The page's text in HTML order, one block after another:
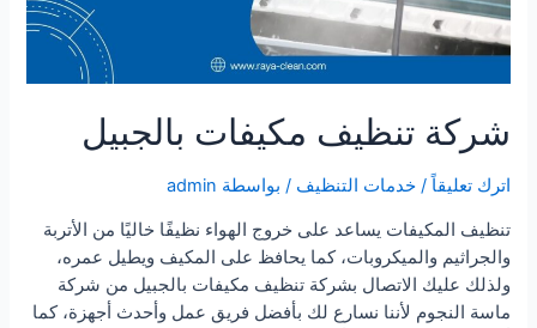
شركة تنظيف مكيفات بالجبيل
اترك تعليقاً /خدمات التنظيف / بواسطة admin
تنظيف المكيفات يساعد على خروج الهواء نظيفًا خاليًا من الأتربة
والجراثيم والميكروبات، كما يحافظ على المكيف ويطيل عمره،
ولذلك عليك الاتصال بشركة تنظيف مكيفات بالجبيل من شركة
ماسة النجوم لأننا نسارع لك بأفضل فريق عمل وأحدث أجهزة، كما